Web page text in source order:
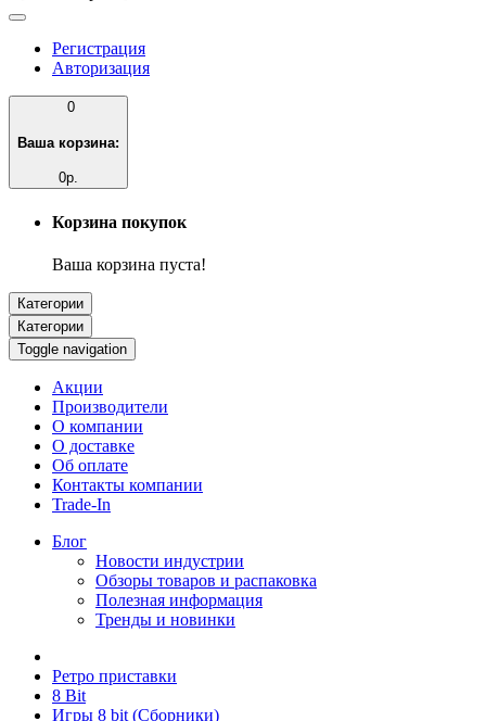
Регистрация
Авторизация
0
Ваша корзина:
0р.
Корзина покупок
Ваша корзина пуста!
Категории
Категории
Toggle navigation
Акции
Производители
О компании
О доставке
Об оплате
Контакты компании
Trade-In
Блог
Новости индустрии
Обзоры товаров и распаковка
Полезная информация
Тренды и новинки
Ретро приставки
8 Bit
Игры 8 bit (Сборники)